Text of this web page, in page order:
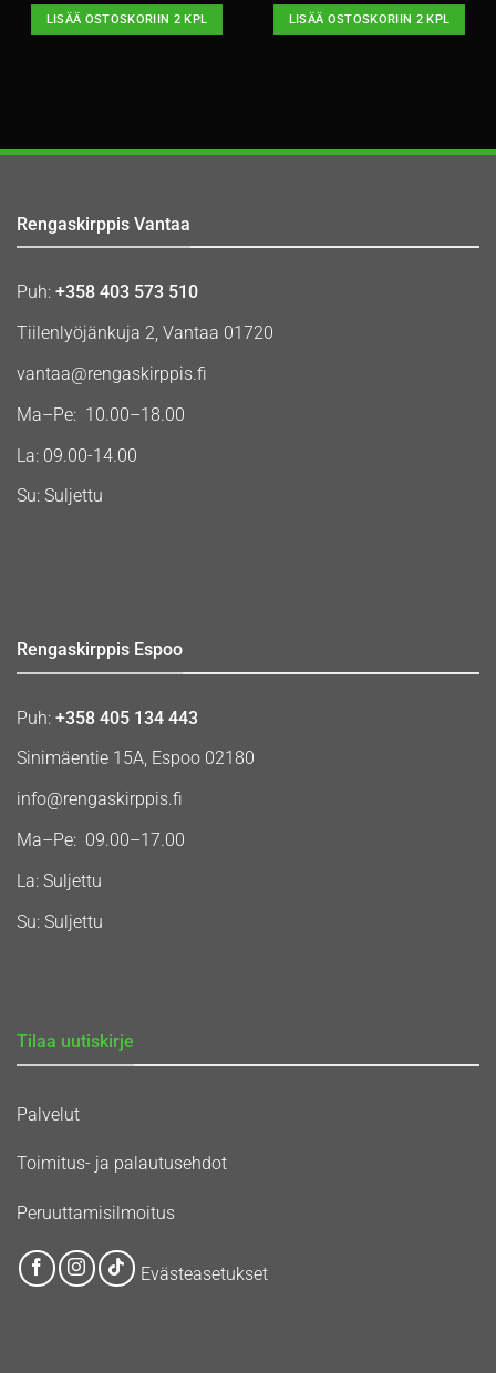
LISÄÄ OSTOSKORIIN 2 KPL LISÄÄ OSTOSKORIIN 2 KPL
Rengaskirppis Vantaa
Puh: +358 403 573 510
Tiilenlyöjänkuja 2, Vantaa 01720
vantaa@rengaskirppis.fi
Ma–Pe: 10.00–18.00
La: 09.00-14.00
Su: Suljettu
Rengaskirppis Espoo
Puh: +358 405 134 443
Sinimäentie 15A, Espoo 02180
info@rengaskirppis.fi
Ma–Pe: 09.00–17.00
La: Suljettu
Su: Suljettu
Tilaa uutiskirje
Palvelut
Toimitus- ja palautusehdot
Peruuttamisilmoitus
Evästeasetukset